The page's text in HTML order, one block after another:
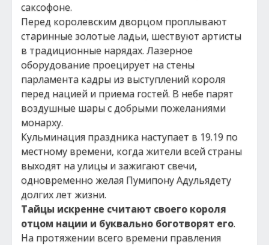
саксофоне.
Перед королевским дворцом проплывают
старинные золотые ладьи, шествуют артисты
в традиционные нарядах. Лазерное
оборудование проецирует на стены
парламента кадры из выступлений короля
перед нацией и приема гостей. В небе парят
воздушные шары с добрыми пожеланиями
монарху.
Кульминация праздника наступает в 19.19 по
местному времени, когда жители всей страны
выходят на улицы и зажигают свечи,
одновременно желая Пумипону Адульядету
долгих лет жизни.
Тайцы искренне считают своего короля
отцом нации и буквально боготворят его.
На протяжении всего времени правления